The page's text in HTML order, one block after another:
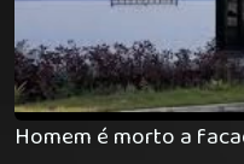
Homem é morto a